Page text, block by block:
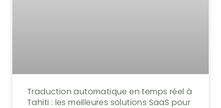
Traduction automatique en temps réel à
Tahiti : les meilleures solutions SaaS pour